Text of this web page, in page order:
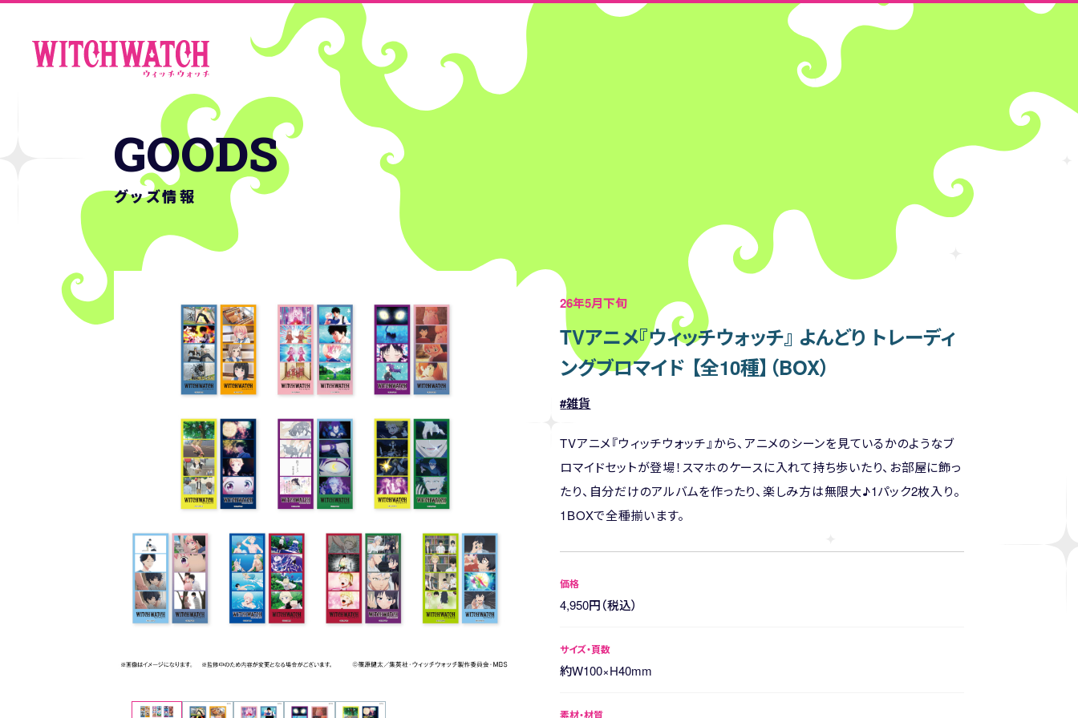
GOODS
グッズ情報
26年5月下旬
TVアニメ『ウィッチウォッチ』 よんどり トレーディ
ングブロマイド 【全10種】（BOX）
雑貨
TVアニメ『ウィッチウォッチ』から、アニメのシーンを見ているかのようなブ
ロマイドセットが登場！スマホのケースに入れて持ち歩いたり、お部屋に飾っ
たり、自分だけのアルバムを作ったり、楽しみ方は無限大♪1パック2枚入り。
1BOXで全種揃います。
価格
4,950円（税込）
サイズ・頁数
約W100×H40mm
素材・材質